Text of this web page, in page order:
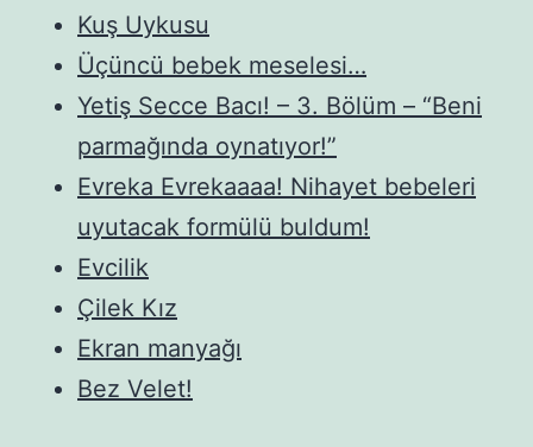
Kuş Uykusu
Üçüncü bebek meselesi…
Yetiş Secce Bacı! – 3. Bölüm – “Beni
parmağında oynatıyor!”
Evreka Evrekaaaa! Nihayet bebeleri
uyutacak formülü buldum!
Evcilik
Çilek Kız
Ekran manyağı
Bez Velet!